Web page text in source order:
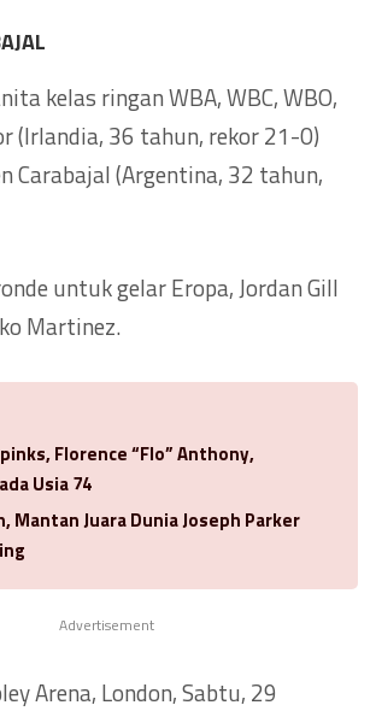
kelas ringan WBA, WBC, WBO,
(Irlandia, 36 tahun, rekor 21-0)
Carabajal (Argentina, 32 tahun,
untuk gelar Eropa, Jordan Gill
Martinez.
Florence “Flo” Anthony,
Usia 74
Mantan Juara Dunia Joseph Parker
Advertisement
Arena, London, Sabtu, 29